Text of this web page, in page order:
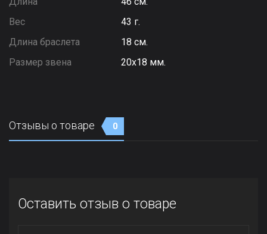
Вес
43 г.
Длина браслета
18 см.
Размер звена
20х18 мм.
Отзывы о товаре 0
Оставить отзыв о товаре